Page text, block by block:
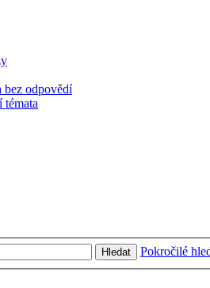
bez odpovědí
Hledat Pokročilé